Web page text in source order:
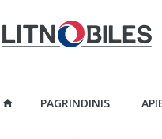
PAGRINDINIS